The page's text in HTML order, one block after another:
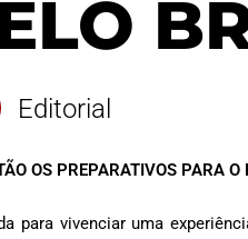
Editorial
OS PREPARATIVOS PARA O
para vivenciar uma